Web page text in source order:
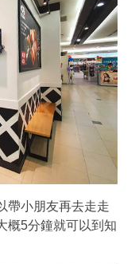
帶小朋友再去走走
概5分鐘就可以到知